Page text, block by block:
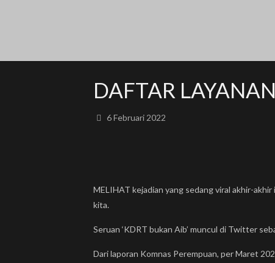
DAFTAR
6 Februari 2022
MELIHAT kejadian yang sedang viral akhir-
kita.
Seruan ‘KDRT bukan Aib’ muncul di Twitter
Dari laporan Komnas Perempuan, per Maret